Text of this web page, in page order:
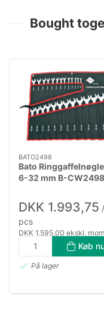
Bought
BATO2498
Bato
6-32 mm B-CW2498
DKK 1.993,75 /
pcs
DKK 1.595,00 ekskl.
Køb
På lager